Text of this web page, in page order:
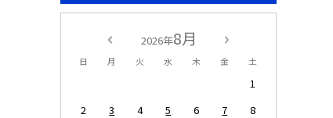
2026年8月
日 月 火 水 木 金 土
1
2
3 4 5 6 7
8